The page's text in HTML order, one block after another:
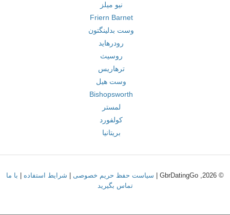
نیو میلز
Friern Barnet
وست بدلینگتون
رودرهاید
روسیث
ترهاریس
وست هیل
Bishopsworth
لمستر
کولفورد
بریتانیا
© 2026, GbrDatingGo | سیاست حفظ حریم خصوصی شرایط استفاده
با ما
تماس بگیرید